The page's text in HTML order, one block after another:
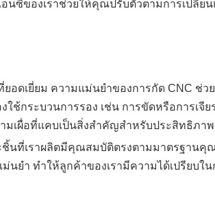
ซีของเราช่วยให้คุณปรับตัวตามการเปลี่ยน
ดเยี่ยม ความแม่นยำของการกัด CNC ช่ว
กระบวนการรอง เช่น การขัดหรือการเจีย
มเผื่อที่แคบเป็นสิ่งสำคัญสำหรับประสิทธิภา
ชิ้นที่เราผลิตมีคุณสมบัติตรงตามมาตรฐาน
นยำ ทำให้ลูกค้าของเรามีความได้เปรียบ